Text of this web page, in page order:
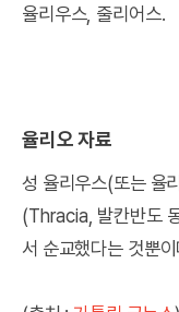
율리우스, 줄리어스.
율리오 자료
성 율리우스(또는 율
(Thracia, 발칸반도
서 순교했다는 것뿐